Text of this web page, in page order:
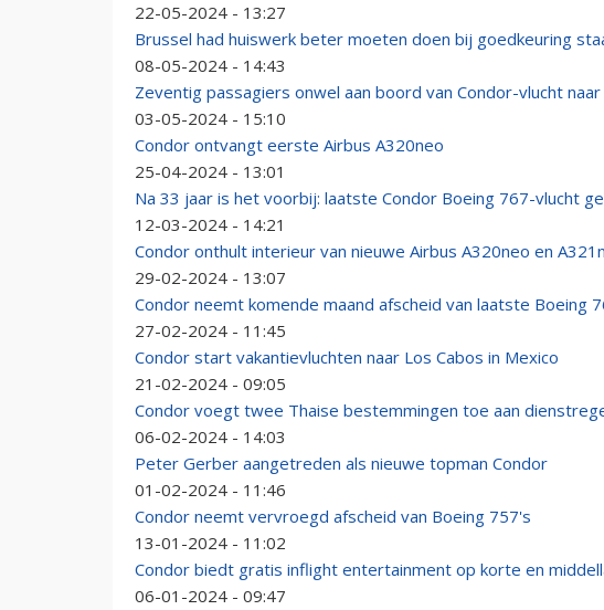
22-05-2024 - 13:27
Brussel had huiswerk beter moeten doen bij goedkeuring
08-05-2024 - 14:43
Zeventig passagiers onwel aan boord van Condor-vlucht
03-05-2024 - 15:10
Condor ontvangt eerste Airbus A320neo
25-04-2024 - 13:01
Na 33 jaar is het voorbij: laatste Condor Boeing 767-vlucht
12-03-2024 - 14:21
Condor onthult interieur van nieuwe Airbus A320neo en
29-02-2024 - 13:07
Condor neemt komende maand afscheid van laatste Boeing
27-02-2024 - 11:45
Condor start vakantievluchten naar Los Cabos in Mexico
21-02-2024 - 09:05
Condor voegt twee Thaise bestemmingen toe aan
06-02-2024 - 14:03
Peter Gerber aangetreden als nieuwe topman Condor
01-02-2024 - 11:46
Condor neemt vervroegd afscheid van Boeing 757's
13-01-2024 - 11:02
Condor biedt gratis inflight entertainment op korte en
06-01-2024 - 09:47